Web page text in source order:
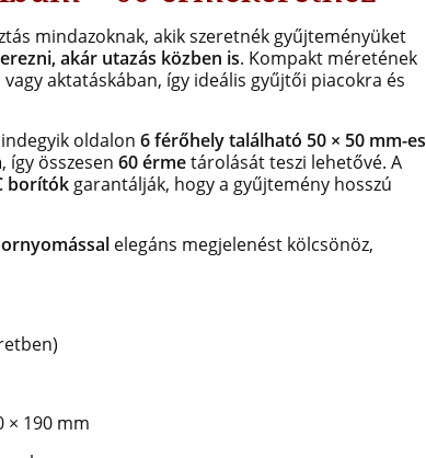
mindazoknak, akik szeretnék gyűjteményüket
akár utazás közben is. Kompakt méretének
aktatáskában, így ideális gyűjtői piacokra és
oldalon 6 férőhely található 50 × 50 mm-es
, így összesen 60 érmetárolását teszi lehetővé. A
borítók garantálják, hogy a gyűjtemény hosszú
elegáns megjelenést kölcsönöz,
× 190 mm